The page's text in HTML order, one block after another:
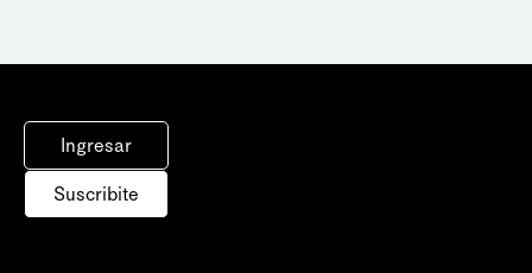
Ingresar
Suscribite